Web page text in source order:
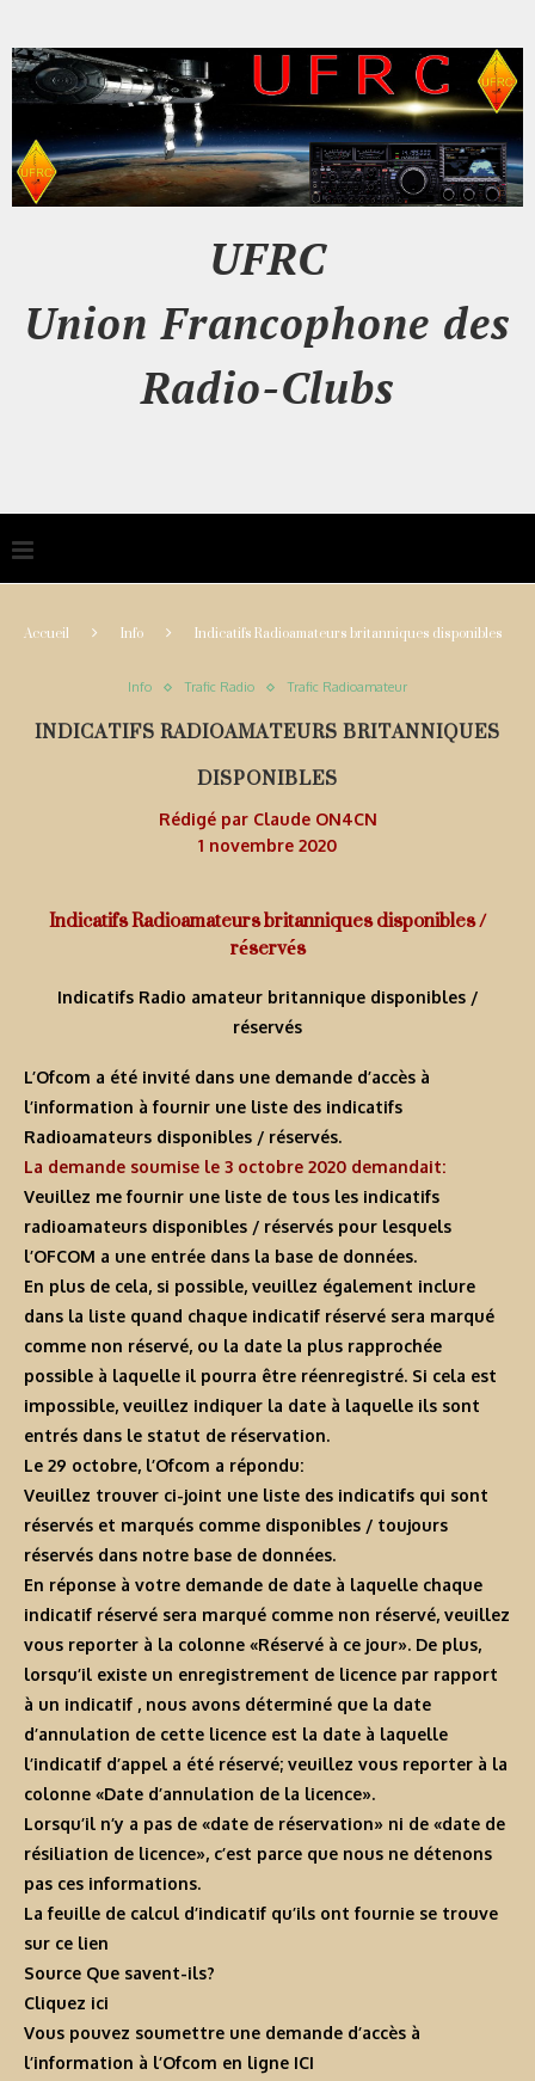
UFRC
Union Francophone des
Radio-Clubs
Accueil Info Indicatifs Radioamateurs britanniques disponibles
Info Trafic Radio Trafic Radioamateur
INDICATIFS RADIOAMATEURS BRITANNIQUES
DISPONIBLES
Rédigé par Claude ON4CN
1 novembre 2020
Indicatifs Radioamateurs britanniques disponibles /
réservés
Indicatifs Radio amateur britannique disponibles /
réservés
L’Ofcom a été invité dans une demande d’accès à
l’information à fournir une liste des indicatifs
Radioamateurs disponibles / réservés.
La demande soumise le 3 octobre 2020 demandait:
Veuillez me fournir une liste de tous les indicatifs
radioamateurs disponibles / réservés pour lesquels
l’OFCOM a une entrée dans la base de données.
En plus de cela, si possible, veuillez également inclure
dans la liste quand chaque indicatif réservé sera marqué
comme non réservé, ou la date la plus rapprochée
possible à laquelle il pourra être réenregistré. Si cela est
impossible, veuillez indiquer la date à laquelle ils sont
entrés dans le statut de réservation.
Le 29 octobre, l’Ofcom a répondu:
Veuillez trouver ci-joint une liste des indicatifs qui sont
réservés et marqués comme disponibles / toujours
réservés dans notre base de données.
En réponse à votre demande de date à laquelle chaque
indicatif réservé sera marqué comme non réservé, veuillez
vous reporter à la colonne «Réservé à ce jour». De plus,
lorsqu’il existe un enregistrement de licence par rapport
à un indicatif , nous avons déterminé que la date
d’annulation de cette licence est la date à laquelle
l’indicatif d’appel a été réservé; veuillez vous reporter à la
colonne «Date d’annulation de la licence».
Lorsqu’il n’y a pas de «date de réservation» ni de «date de
résiliation de licence», c’est parce que nous ne détenons
pas ces informations.
La feuille de calcul d’indicatif qu’ils ont fournie se trouve
sur ce lien
Source Que savent-ils?
Cliquez ici
Vous pouvez soumettre une demande d’accès à
l’information à l’Ofcom en ligne ICI